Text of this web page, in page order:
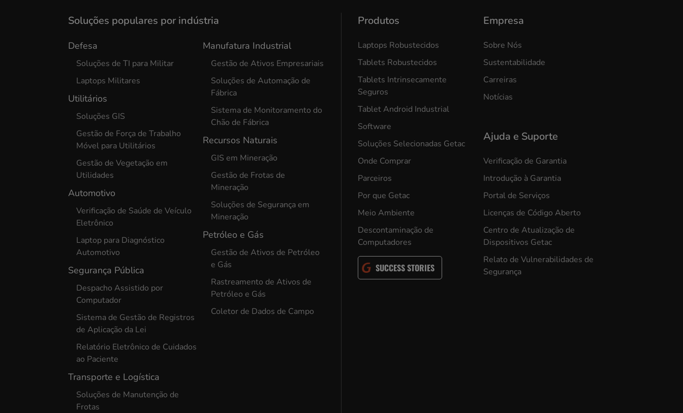
Soluções populares por indústria
Defesa
Soluções de TI para Militar
Laptops Militares
Utilitários
Soluções GIS
Gestão de Força de Trabalho
Móvel para Utilitários
Gestão de Vegetação em
Utilidades
Automotivo
Verificação de Saúde de Veículo
Eletrônico
Laptop para Diagnóstico
Automotivo
Segurança Pública
Despacho Assistido por
Computador
Sistema de Gestão de Registros
de Aplicação da Lei
Relatório Eletrônico de Cuidados
ao Paciente
Transporte e Logística
Soluções de Manutenção de
Frotas
Manufatura Industrial
Gestão de Ativos Empresariais
Soluções de Automação de
Fábrica
Sistema de Monitoramento do
Chão de Fábrica
Recursos Naturais
GIS em Mineração
Gestão de Frotas de
Mineração
Soluções de Segurança em
Mineração
Petróleo e Gás
Gestão de Ativos de Petróleo
e Gás
Rastreamento de Ativos de
Petróleo e Gás
Coletor de Dados de Campo
Produtos
Laptops Robustecidos
Tablets Robustecidos
Tablets Intrinsecamente
Seguros
Tablet Android Industrial
Software
Soluções Selecionadas Getac
Onde Comprar
Parceiros
Por que Getac
Meio Ambiente
Descontaminação de
Computadores
SUCCESS STORIES
Empresa
Sobre Nós
Sustentabilidade
Carreiras
Notícias
Ajuda e Suporte
Verificação de Garantia
Introdução à Garantia
Portal de Serviços
Licenças de Código Aberto
Centro de Atualização de
Dispositivos Getac
Relato de Vulnerabilidades de
Segurança